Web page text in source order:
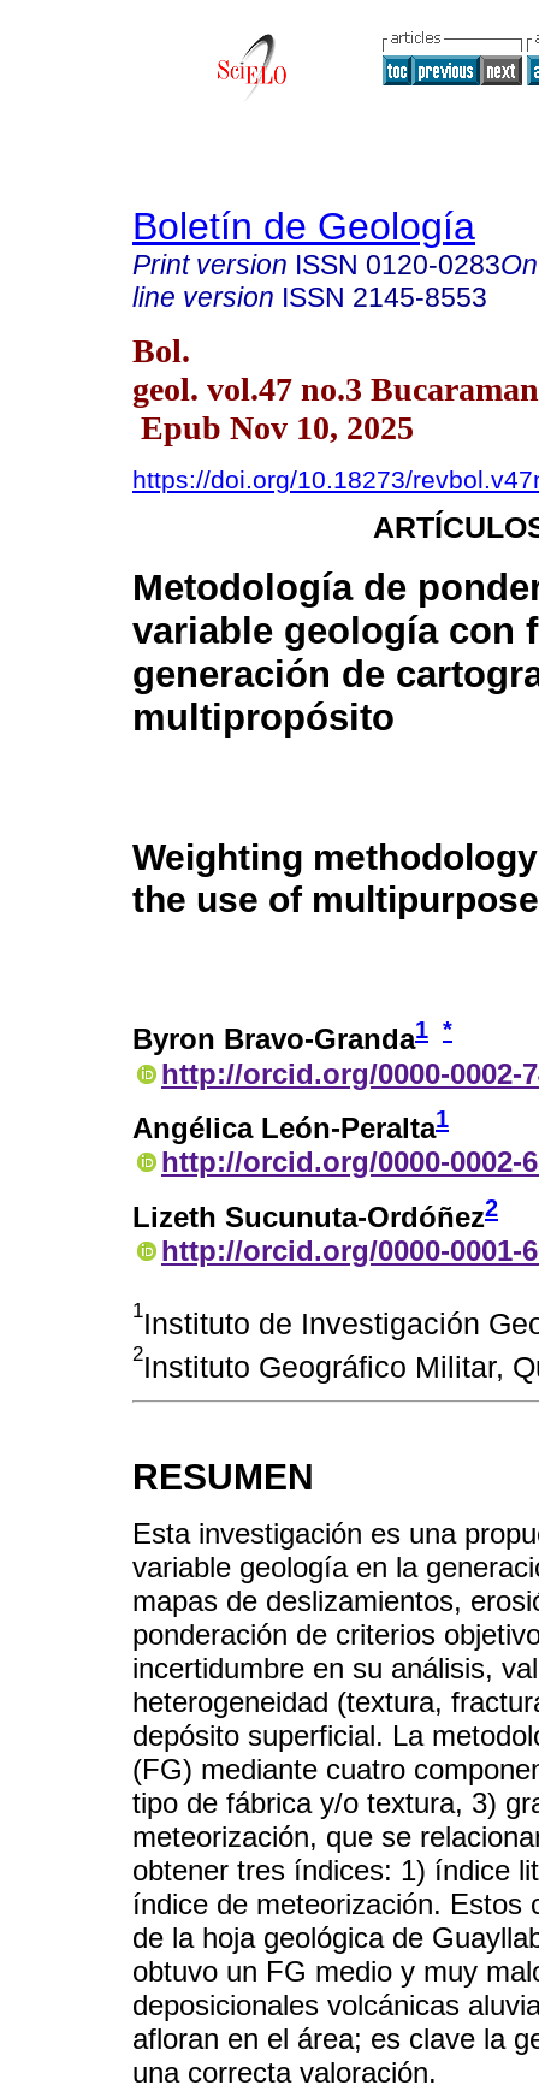
Boletín de Geología
Print version ISSN 0120-0283
line version ISSN 2145-8553
Bol.
geol. vol.47 no.3
Epub Nov 10, 2025
https://doi.org/10.18273/
Metodología de
variable geología con
generación de
multipropósito
Weighting
the use of
Byron Bravo-Granda1 *
http://orcid.org/0000-0002-
Angélica León-Peralta1
http://orcid.org/0000-0002-
Lizeth Sucunuta-Ordóñez2
http://orcid.org/0000-0001-
1Instituto de Investigación
2Instituto Geográfico Militar,
RESUMEN
Esta investigación es una
variable geología en la
mapas de deslizamientos,
ponderación de criterios
incertidumbre en su análisis,
heterogeneidad (textura,
depósito superficial. La
(FG) mediante cuatro
tipo de fábrica y/o textura, 3)
meteorización, que se
obtener tres índices: 1) índice
índice de meteorización. Estos
de la hoja geológica de
obtuvo un FG medio y muy
deposicionales volcánicas
afloran en el área; es clave la
una correcta valoración.